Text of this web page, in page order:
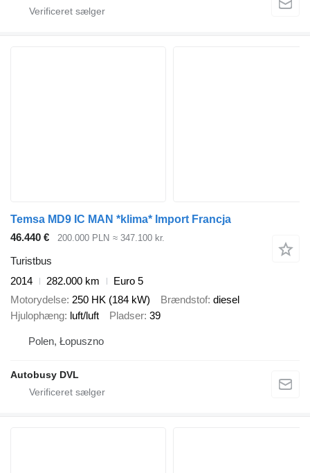
Temsa MD9 IC MAN *klima* Import Francja
46.440 €
200.000 PLN ≈ 347.100 kr.
Turistbus
2014
282.000 km
Euro 5
Motorydelse 250 HK (184 kW) Brændstof diesel
Hjulophæng luft/luft Pladser 39
Polen, Łopuszno
Autobusy DVL